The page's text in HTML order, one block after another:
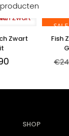
Zwart
SALE
Fish
€
SHOP